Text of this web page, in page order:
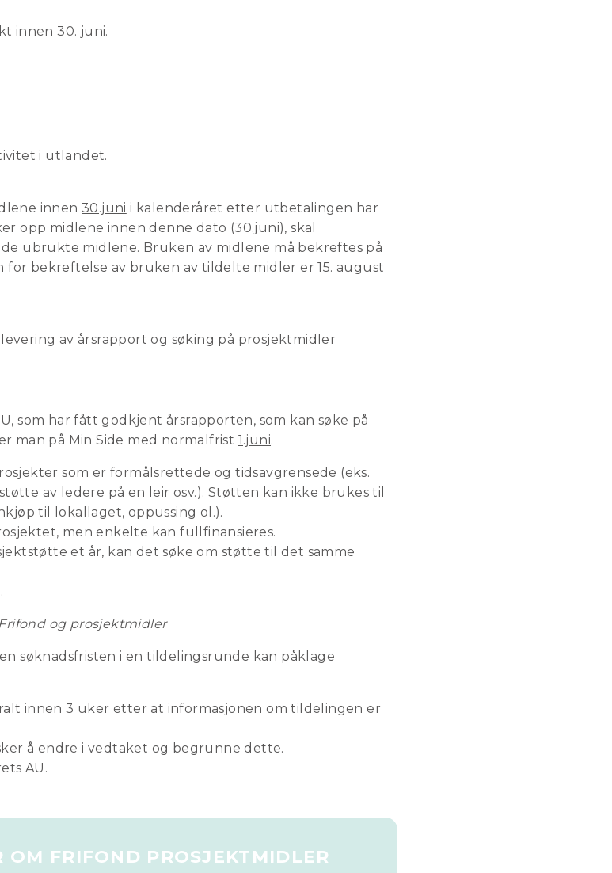
innen 30. juni.
i utlandet.
innen 30.juni i kalenderåret etter utbetalingen har
opp midlene innen denne dato (30.juni), skal
ubrukte midlene. Bruken av midlene må bekreftes på
for bekreftelse av bruken av tildelte midler er15. august
av årsrapport og søking på prosjektmidler
som har fått godkjent årsrapporten, som kan søke på
man på Min Side med normalfrist 1.juni.
som er formålsrettede og tidsavgrensede (eks.
av ledere på en leir osv.). Støtten kan ikke brukes til
til lokallaget, oppussing ol.).
men enkelte kan fullfinansieres.
et år, kan det søke om støtte til det samme
og prosjektmidler
søknadsfristen i en tildelingsrunde kan påklage
innen 3 uker etter at informasjonen om tildelingen er
å endre i vedtaket og begrunne dette.
AU.
OM FRIFOND PROSJEKTMIDLER